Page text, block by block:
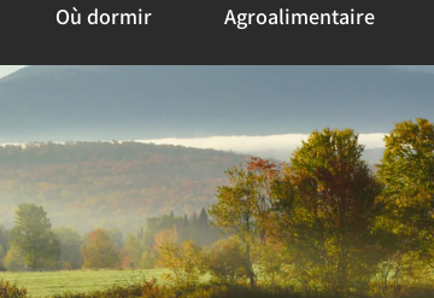
Où dormir Agroalimentaire